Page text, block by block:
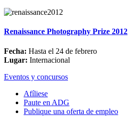
Renaissance Photography Prize 2012
Fecha: Hasta el 24 de febrero
Lugar: Internacional
Eventos y concursos
Afíliese
Paute en ADG
Publique una oferta de empleo